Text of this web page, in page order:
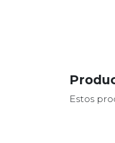
Estos